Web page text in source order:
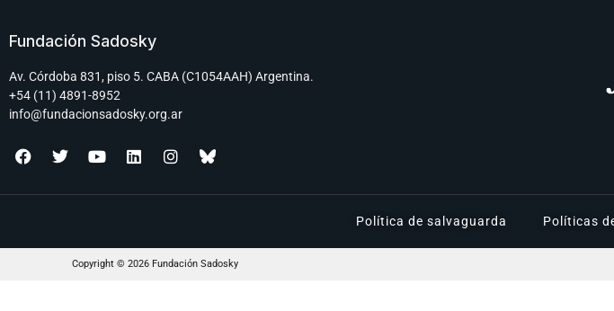
Fundación Sadosky
Av. Córdoba 831, piso 5. CABA (C1054AAH) Argentina.
+54 (11) 4891-8952
info@fundacionsadosky.org.ar
Política de salvaguarda Políticas
Copyright © 2026 Fundación Sadosky